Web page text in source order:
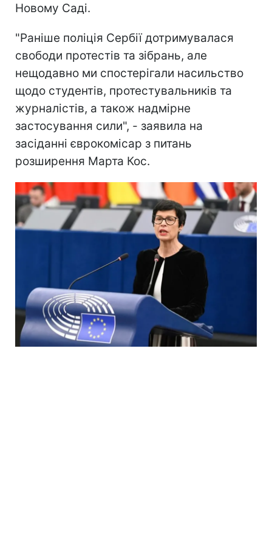
Новому Саді.
"Раніше поліція Сербії дотримувалася
свободи протестів та зібрань, але
нещодавно ми спостерігали насильство
щодо студентів, протестувальників та
журналістів, а також надмірне
застосування сили", - заявила на
засіданні єврокомісар з питань
розширення Марта Кос.